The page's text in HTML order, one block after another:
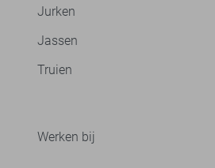
Jurken
Jassen
Truien
Werken bij